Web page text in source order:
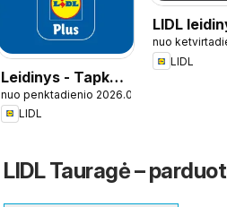
Leidinys - Tapk
lidliuku
nuo penktadienio 2026.02.20
LIDL
LIDL
Skonio
nuo
LIDL
LIDL Tauragė –